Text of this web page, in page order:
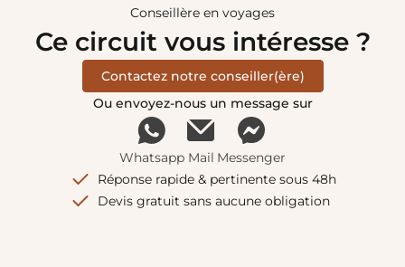
Conseillère en voyages
Ce circuit vous intéresse ?
Contactez notre conseiller(ère)
Ou envoyez-nous un message sur
Whatsapp Mail Messenger
Réponse rapide & pertinente sous 48h
Devis gratuit sans aucune obligation